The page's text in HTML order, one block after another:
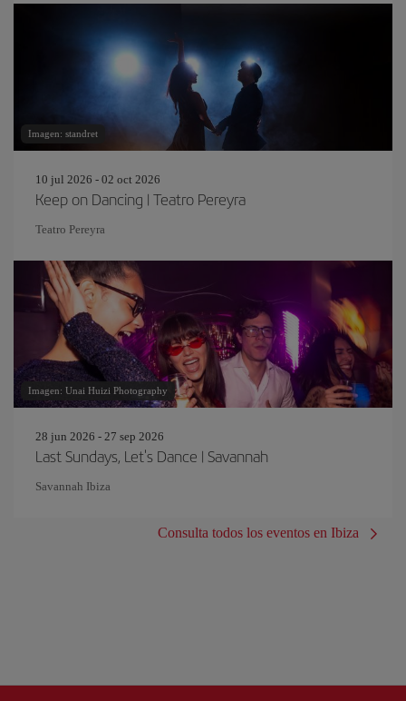
Imagen: standret
10 jul 2026 - 02 oct 2026
Keep on Dancing | Teatro Pereyra
Teatro Pereyra
Imagen: Unai Huizi Photography
28 jun 2026 - 27 sep 2026
Last Sundays, Let's Dance | Savannah
Savannah Ibiza
Consulta todos los eventos en Ibiza